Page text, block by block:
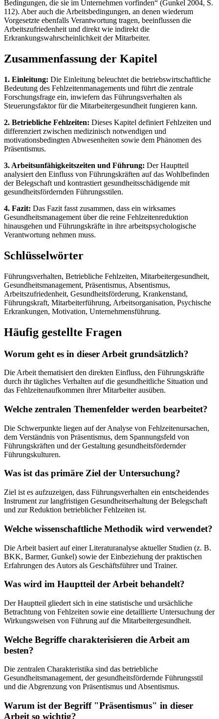
Bedingungen, die sie im Unternehmen vorfinden“ (Gunkel 2004, S.
112). Aber auch die Arbeitsbedingungen, an denen wiederum
Vorgesetzte ebenfalls Verantwortung tragen, beeinflussen die
Arbeitszufriedenheit und direkt wie indirekt die
Erkrankungswahrscheinlichkeit der Mitarbeiter.
Zusammenfassung der Kapitel
1. Einleitung: Die Einleitung beleuchtet die betriebswirtschaftliche
Bedeutung des Fehlzeitenmanagements und führt die zentrale
Forschungsfrage ein, inwiefern das Führungsverhalten als
Steuerungsfaktor für die Mitarbeitergesundheit fungieren kann.
2. Betriebliche Fehlzeiten: Dieses Kapitel definiert Fehlzeiten und
differenziert zwischen medizinisch notwendigen und
motivationsbedingten Abwesenheiten sowie dem Phänomen des
Präsentismus.
3. Arbeitsunfähigkeitszeiten und Führung: Der Hauptteil
analysiert den Einfluss von Führungskräften auf das Wohlbefinden
der Belegschaft und kontrastiert gesundheitsschädigende mit
gesundheitsfördernden Führungsstilen.
4. Fazit: Das Fazit fasst zusammen, dass ein wirksames
Gesundheitsmanagement über die reine Fehlzeitenreduktion
hinausgehen und Führungskräfte in ihre arbeitspsychologische
Verantwortung nehmen muss.
Schlüsselwörter
Führungsverhalten, Betriebliche Fehlzeiten, Mitarbeitergesundheit,
Gesundheitsmanagement, Präsentismus, Absentismus,
Arbeitszufriedenheit, Gesundheitsförderung, Krankenstand,
Führungskraft, Mitarbeiterführung, Arbeitsorganisation, Psychische
Erkrankungen, Motivation, Unternehmensführung.
Häufig gestellte Fragen
Worum geht es in dieser Arbeit grundsätzlich?
Die Arbeit thematisiert den direkten Einfluss, den Führungskräfte
durch ihr tägliches Verhalten auf die gesundheitliche Situation und
das Fehlzeitenaufkommen ihrer Mitarbeiter ausüben.
Welche zentralen Themenfelder werden bearbeitet?
Die Schwerpunkte liegen auf der Analyse von Fehlzeitenursachen,
dem Verständnis von Präsentismus, dem Spannungsfeld von
Führungskräften und der Gestaltung gesundheitsfördernder
Führungskulturen.
Was ist das primäre Ziel der Untersuchung?
Ziel ist es aufzuzeigen, dass Führungsverhalten ein entscheidendes
Instrument zur langfristigen Gesundheitserhaltung der Belegschaft
und zur Reduktion betrieblicher Fehlzeiten ist.
Welche wissenschaftliche Methodik wird verwendet?
Die Arbeit basiert auf einer Literaturanalyse aktueller Studien (z. B.
BKK, Barmer, Gunkel) sowie der Einbeziehung der praktischen
Erfahrungen des Autors als Geschäftsführer und Trainer.
Was wird im Hauptteil der Arbeit behandelt?
Der Hauptteil gliedert sich in eine statistische und ursächliche
Betrachtung von Fehlzeiten sowie eine detaillierte Untersuchung der
Wirkungsweisen von Führung auf die Mitarbeitergesundheit.
Welche Begriffe charakterisieren die Arbeit am
besten?
Die zentralen Charakteristika sind das betriebliche
Gesundheitsmanagement, der gesundheitsfördernde Führungsstil
und die Abgrenzung von Präsentismus und Absentismus.
Warum ist der Begriff "Präsentismus" in dieser
Arbeit so wichtig?